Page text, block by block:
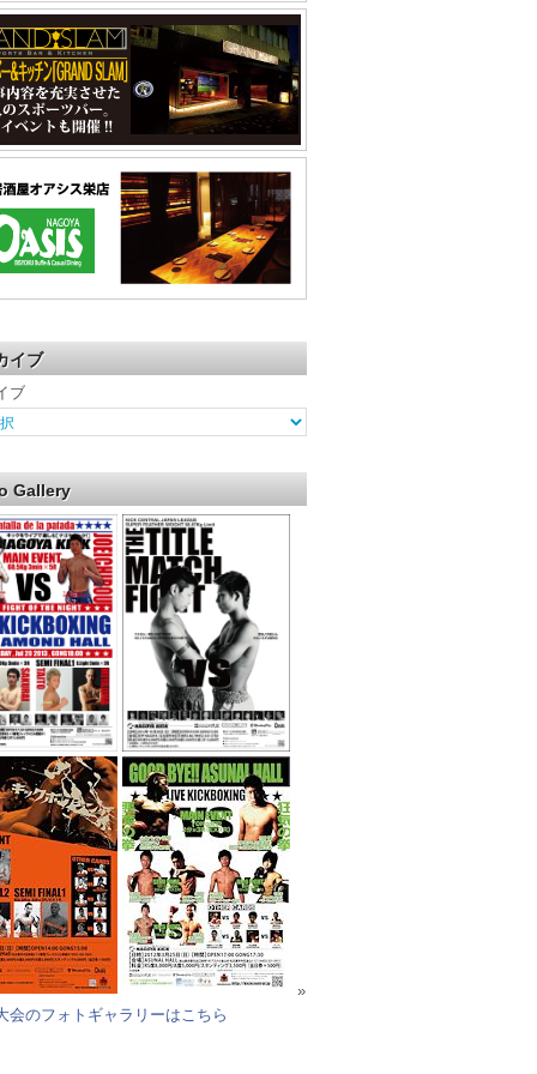
イブ
ブ
Gallery
»
会のフォトギャラリーはこちら